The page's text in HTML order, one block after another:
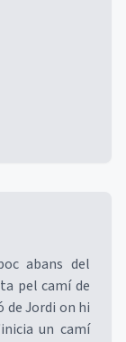
abans del
pel camí de
de Jordi on hi
un camí